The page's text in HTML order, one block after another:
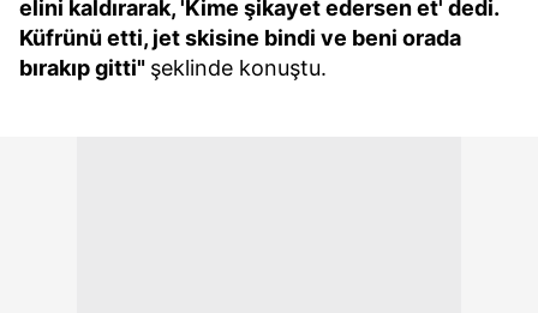
elini kaldırarak, 'Kime şikayet edersen et' dedi.
Küfrünü etti, jet skisine bindi ve beni orada
bırakıp gitti" şeklinde konuştu.